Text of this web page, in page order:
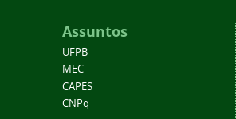
Assuntos
UFPB
MEC
CAPES
CNPq